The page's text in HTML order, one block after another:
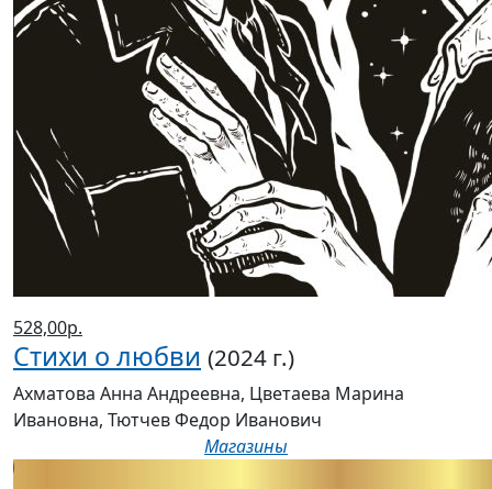
528,00р.
Стихи о любви (2024 г.)
Ахматова Анна Андреевна, Цветаева Марина
Ивановна, Тютчев Федор Иванович
Магазины